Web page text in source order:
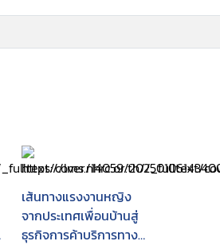
เส้นทางแรงงานหญิง
จากประเทศเพื่อนบ้านสู่
ธุรกิจการค้าบริการทาง